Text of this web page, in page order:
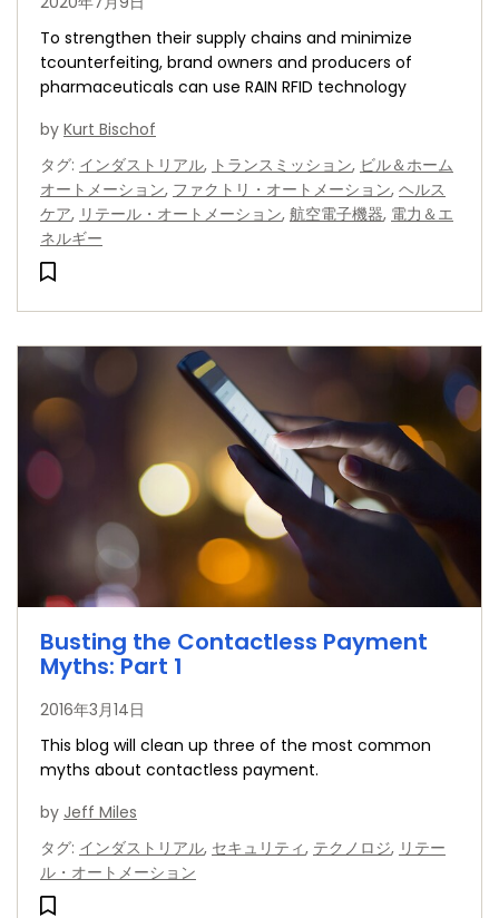
To strengthen their supply chains and minimize
tcounterfeiting, brand owners and producers of
pharmaceuticals can use RAIN RFID technology
by Kurt Bischof
タグ: インダストリアル, トランスミッション, ビル＆ホーム
オートメーション, ファクトリ・オートメーション, ヘルス
ケア, リテール・オートメーション, 航空電子機器, 電力＆エ
ネルギー
Busting the Contactless Payment
Myths: Part 1
2016年3月14日
This blog will clean up three of the most common
myths about contactless payment.
by Jeff Miles
タグ: インダストリアル, セキュリティ, テクノロジ, リテー
ル・オートメーション